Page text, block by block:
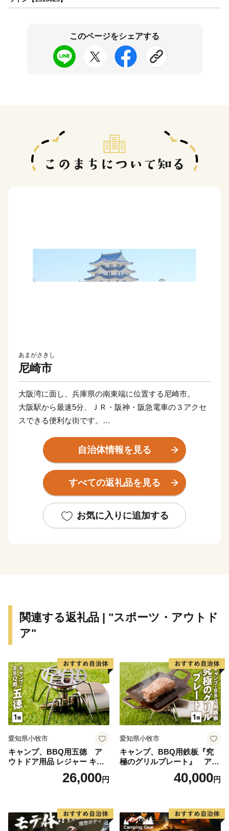
このページをシェアする
あまがさきし
尼崎市
大阪湾に面し、兵庫県の南東端に位置する尼崎市。
大阪駅から最速5分、ＪＲ・阪神・阪急電車の３アクセ
スできる便利な街です。
■寄附金の使いみち
尼崎市では、14通りの寄附金の使いみちを設けており、
全国でも珍しい、犬・猫の殺処分ゼロを目指すなどの動
物愛護に関する
す。
明治の廃城令により、今はその姿を見ることはできなく
当時の尼崎城西三の丸エリアにあたる尼崎城址公園内に
本丸の一部である
天守が整備されることとなり、
平成31年3月、400年の時を越えてついに尼崎城が蘇り
ました。
自治体情報を見る
すべての返礼品を見る
お気に入りに追加する
関連する返礼品 | "スポーツ・アウトド
ア"
愛知県小牧市
キャンプ、BBQ用五徳 ア
ウトドア用品 レジャー キャ
ンプ バーベキュー BBQ 五徳
26,000円
愛知県小牧市
キャンプ、BBQ用鉄板『究
極のグリルプレート』 アウ
トドア用品 レジャー キャン
プ バーベキュー BBQ 鉄板
40,000円